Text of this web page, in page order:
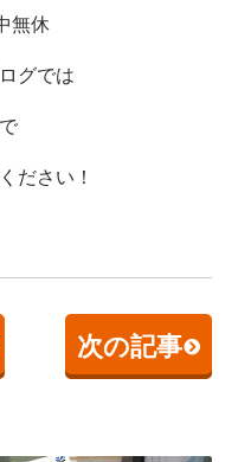
無休
グでは
ださい！
次の記事